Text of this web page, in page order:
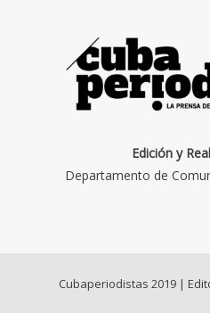
Edición y
Departamento de
Cubaperiodistas 2019 |